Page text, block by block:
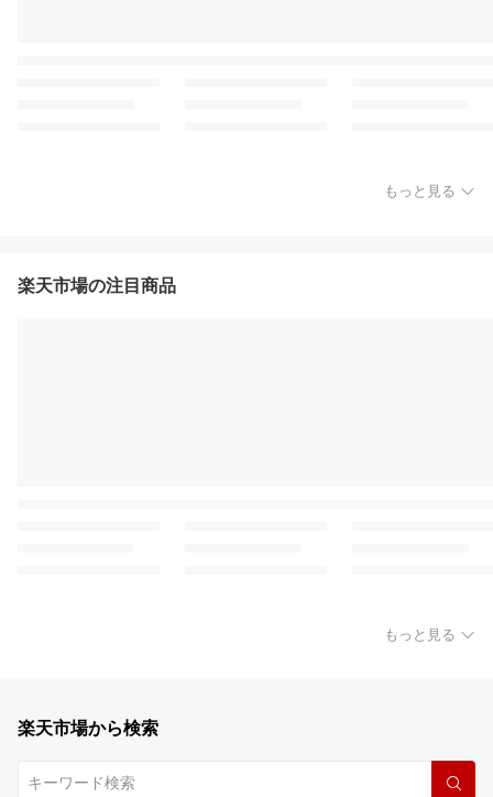
もっと見る
楽天市場の注目商品
もっと見る
楽天市場から検索